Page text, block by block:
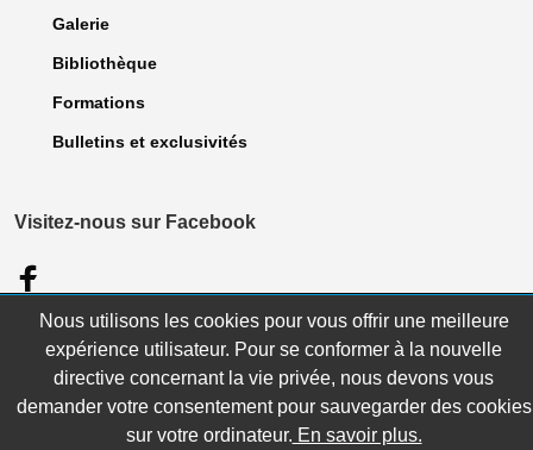
Galerie
Bibliothèque
Formations
Bulletins et exclusivités
Visitez-nous sur Facebook
© 2023 Association des dentellières du Québec. Tous droits Réservés. |
Politique de confidentialité| Site réalisé parWebCONCEPT Plus inc.
Nous utilisons les cookies pour vous offrir une meilleure
expérience utilisateur. Pour se conformer à la nouvelle
directive concernant la vie privée, nous devons vous
demander votre consentement pour sauvegarder des cookies
sur votre ordinateur. En savoir plus.